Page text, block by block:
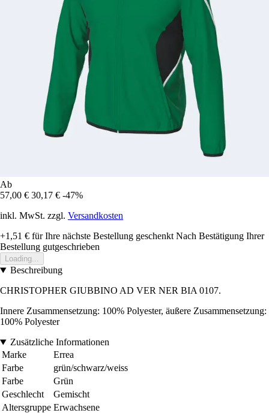
Ab
57,00 € 30,17 € -47%
inkl. MwSt. zzgl. Versandkosten
+1,51 € für Ihre nächste Bestellung geschenkt Nach Bestätigung Ihrer
Bestellung gutgeschrieben
Loading...
Beschreibung
CHRISTOPHER GIUBBINO AD VER NER BIA 0107.
Innere Zusammensetzung: 100% Polyester, äußere Zusammensetzung:
100% Polyester
Zusätzliche Informationen
Marke
Errea
Farbe
grün/schwarz/weiss
Farbe
Grün
Geschlecht
Gemischt
Altersgruppe Erwachsene